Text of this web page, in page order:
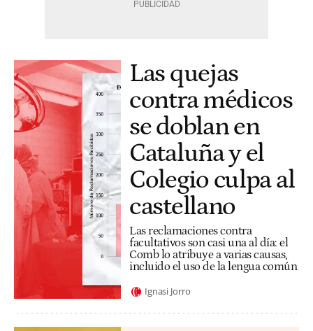
Las quejas
contra médicos
se doblan en
Cataluña y el
Colegio culpa al
castellano
Las reclamaciones contra
facultativos son casi una al día: el
Comb lo atribuye a varias causas,
incluido el uso de la lengua común
Ignasi Jorro